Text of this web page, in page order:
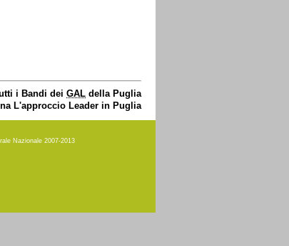
i Bandi dei GAL della Puglia
L'approccio Leader in Puglia
Nazionale 2007-2013